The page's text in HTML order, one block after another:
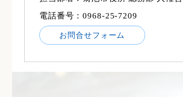
電話番号：0968-25-7209
お問合せフォーム